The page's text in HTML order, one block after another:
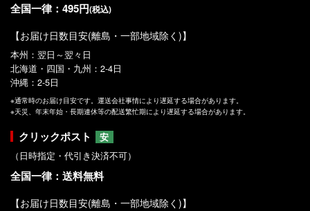
全国一律：495円(税込)
【お届け日数目安(離島・一部地域除く)】
本州：翌日～翌々日
北海道・四国・九州：2-4日
沖縄：2-5日
※通常時のお届け目安です。運送会社事情により遅延する場合があります。
※天災、年末年始・長期連休等の配送繁忙期により遅延する場合があります。
クリックポスト
安
（日時指定・代引き決済不可）
全国一律：送料無料
【お届け日数目安(離島・一部地域除く)】